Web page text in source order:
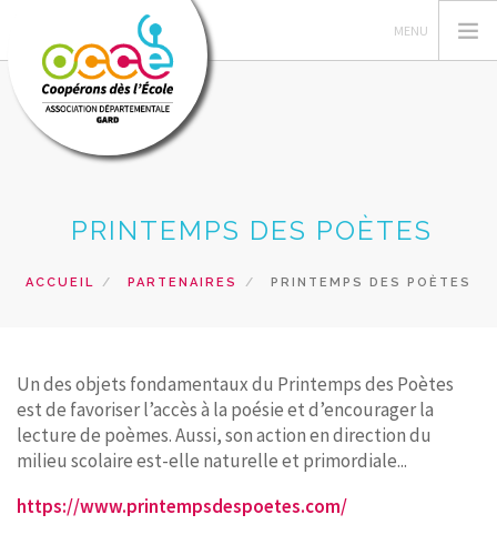
GERER SA COOPERATIVE
PRETS ET SERVICES
RECHERCHER
CONTACT
PRINTEMPS DES POÈTES
ACCUEIL PARTENAIRES PRINTEMPS DES POÈTES
Un des objets fondamentaux du Printemps des Poètes
est de favoriser l’accès à la poésie et d’encourager la
lecture de poèmes. Aussi, son action en direction du
milieu scolaire est-elle naturelle et primordiale...
https://www.printempsdespoetes.com/